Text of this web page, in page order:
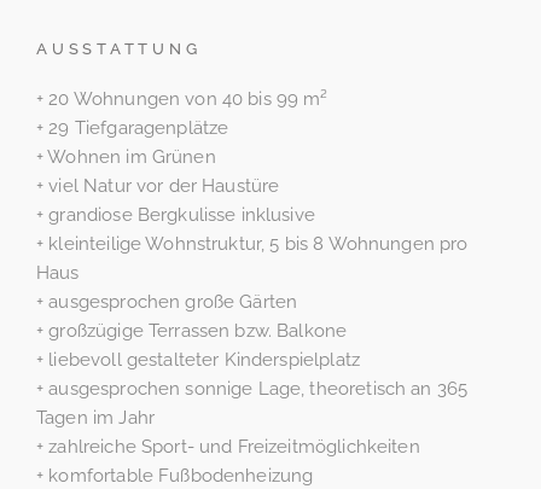
AUSSTATTUNG
+ 20 Wohnungen von 40 bis 99 m²
+ 29 Tiefgaragenplätze
+ Wohnen im Grünen
+ viel Natur vor der Haustüre
+ grandiose Bergkulisse inklusive
+ kleinteilige Wohnstruktur, 5 bis 8 Wohnungen pro
Haus
+ ausgesprochen große Gärten
+ großzügige Terrassen bzw. Balkone
+ liebevoll gestalteter Kinderspielplatz
+ ausgesprochen sonnige Lage, theoretisch an 365
Tagen im Jahr
+ zahlreiche Sport- und Freizeitmöglichkeiten
+ komfortable Fußbodenheizung